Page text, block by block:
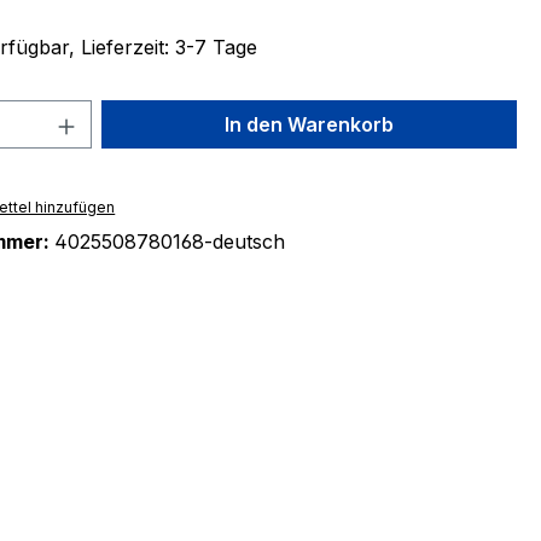
Lieferzeit: 3-7 Tage
Anzahl: Gib den gewünschten Wert
In den Warenkorb
hinzufügen
4025508780168-deutsch